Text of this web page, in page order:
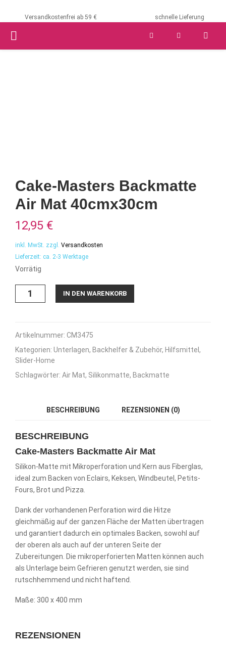
Versandkostenfrei ab 59 € schnelle Lieferung
PRIMARY
Cake-Masters Backmatte
Air Mat 40cmx30cm
12,95 €
inkl. MwSt. zzgl. Versandkosten
Lieferzeit: ca. 2-3 Werktage
Vorrätig
Cake-
Mat
Menge
IN DEN WARENKORB
Artikelnummer: CM3475
Kategorien: Unterlagen, Backhelfer & Zubehör, Hilfsmittel ,
Slider-Home
Schlagwörter: Air Mat, Silikonmatte, Backmatte
BESCHREIBUNG REZENSIONEN (0)
BESCHREIBUNG
Cake-Masters Backmatte Air Mat
Silikon-Matte mit Mikroperforation und Kern aus Fiberglas,
ideal zum Backen von Eclairs, Keksen, Windbeutel, Petits-
Fours, Brot und Pizza.
Dank der vorhandenen Perforation wird die Hitze
gleichmäßig auf der ganzen Fläche der Matten übertragen
und garantiert dadurch ein optimales Backen, sowohl auf
der oberen als auch auf der unteren Seite der
Zubereitungen. Die mikroperforierten Matten können auch
als Unterlage beim Gefrieren genutzt werden, sie sind
rutschhemmend und nicht haftend.
Maße: 300 x 400 mm
REZENSIONEN